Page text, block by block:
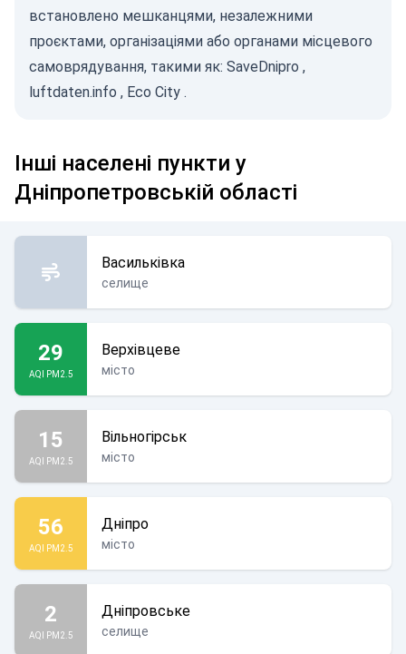
встановлено мешканцями, незалежними
проєктами, організаціями або органами місцевого
самоврядування, такими як: SaveDnipro ,
luftdaten.info , Eco City .
Інші населені пункти у
Дніпропетровській області
Васильківка
селище
29
AQI PM2.5
Верхівцеве
місто
15
AQI PM2.5
Вільногірськ
місто
56
AQI PM2.5
Дніпро
місто
2
AQI PM2.5
Дніпровське
селище